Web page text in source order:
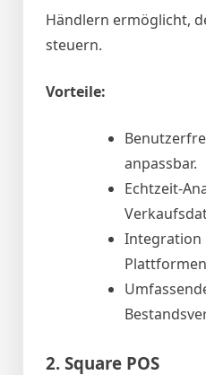
Händlern ermöglicht,
steuern.
Vorteile:
anpassbar.
Echtzeit-
Integration
2. Square POS